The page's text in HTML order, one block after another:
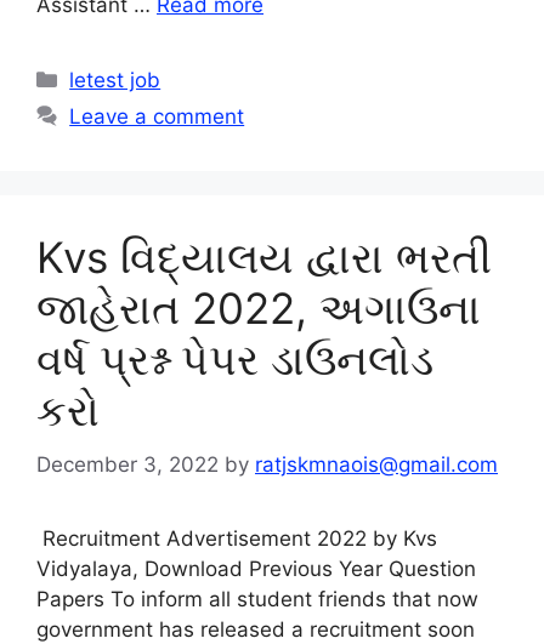
Assistant … Read more
Categories
letest job
Leave a comment
Kvs વિદ્યાલય દ્વારા ભરતી
જાહેરાત 2022, અગાઉના
વર્ષ પ્રશ્ન પેપર ડાઉનલોડ
કરો
December 3, 2022 by ratjskmnaois@gmail.com
Recruitment Advertisement 2022 by Kvs
Vidyalaya, Download Previous Year Question
Papers To inform all student friends that now
government has released a recruitment soon